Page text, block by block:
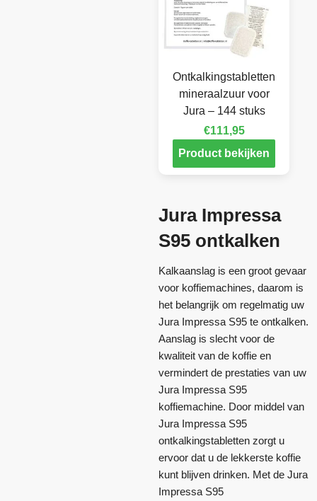
Ontkalkingstabletten
mineraalzuur voor
Jura – 144 stuks
€111,95
Product bekijken
Jura Impressa
S95 ontkalken
Kalkaanslag is een groot gevaar
voor koffiemachines, daarom is
het belangrijk om regelmatig uw
Jura Impressa S95 te ontkalken.
Aanslag is slecht voor de
kwaliteit van de koffie en
vermindert de prestaties van uw
Jura Impressa S95
koffiemachine. Door middel van
Jura Impressa S95
ontkalkingstabletten zorgt u
ervoor dat u de lekkerste koffie
kunt blijven drinken. Met de Jura
Impressa S95